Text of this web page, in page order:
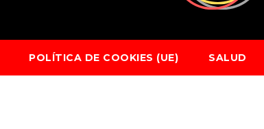
POLÍTICA DE COOKIES (UE) SALUD